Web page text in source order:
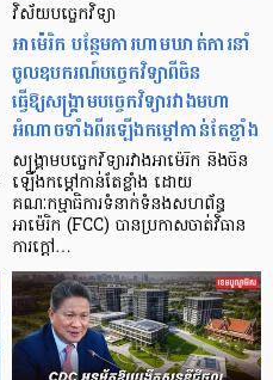
វិស័យបច្ចេកវិទ្យា
អាម៉េរិក បន្ថែមការហាមឃាត់ការនាំ
ចូលឧបករណ៍បច្ចេកវិទ្យាពីចិន
ធ្វើឱ្យសង្គ្រាមបច្ចេកវិទ្យារវាងមហា
អំណាចទាំងពីរឡើងកម្តៅកាន់តែខ្លាំង
សង្រ្គាមបច្ចេកវិទ្យារវាងអាម៉េរិក និងចិន
ឡើងកម្តៅកាន់តែខ្លាំង ដោយ
គណៈកម្មាធិការទំនាក់ទំនងសហព័ន្ធ
អាម៉េរិក (FCC) បានប្រកាសចាត់វិធាន
ការក្តៅ…